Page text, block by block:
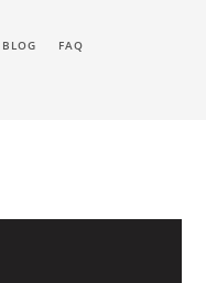
BLOG FAQ